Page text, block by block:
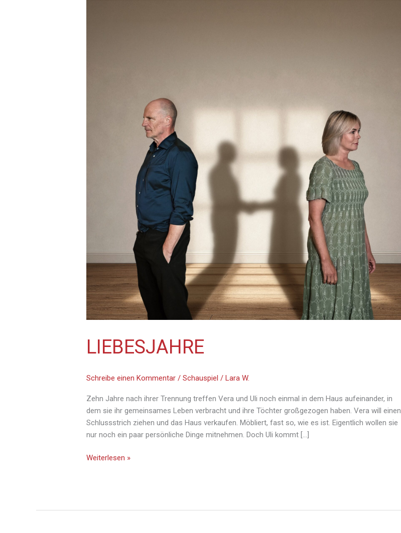
LIEBESJAHRE
Schreibe einen Kommentar /Schauspiel /Lara W.
Zehn Jahre nach ihrer Trennung treffen Vera und Uli noch einmal in dem Haus aufeinander, in
dem sie ihr gemeinsames Leben verbracht und ihre Töchter großgezogen haben. Vera will einen
Schlussstrich ziehen und das Haus verkaufen. Möbliert, fast so, wie es ist. Eigentlich wollen sie
nur noch ein paar persönliche Dinge mitnehmen. Doch Uli kommt […]
Weiterlesen »